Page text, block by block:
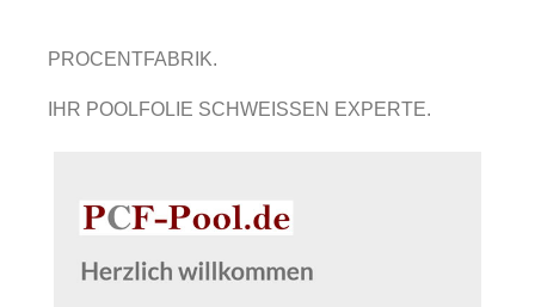
PROCENTFABRIK.
IHR POOLFOLIE SCHWEISSEN EXPERTE.